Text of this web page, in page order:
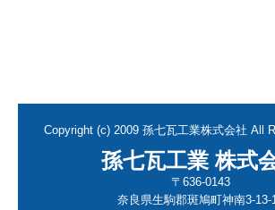
Copyright (c) 2009 孫七瓦工業株式会社 All
孫七瓦工業 株式
〒636-0143
奈良県生駒郡斑鳩町神南3-13-